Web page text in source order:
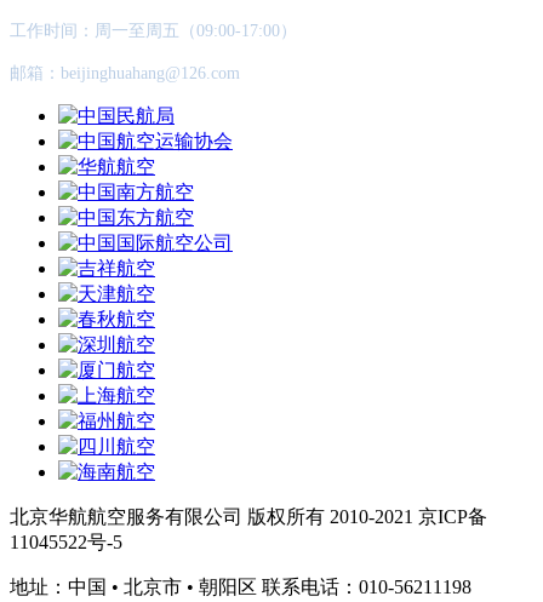
工作时间：周一至周五（09:00-17:00）
邮箱：beijinghuahang@126.com
北京华航航空服务有限公司 版权所有 2010-2021 京ICP备
11045522号-5
地址：中国 • 北京市 • 朝阳区 联系电话：010-56211198